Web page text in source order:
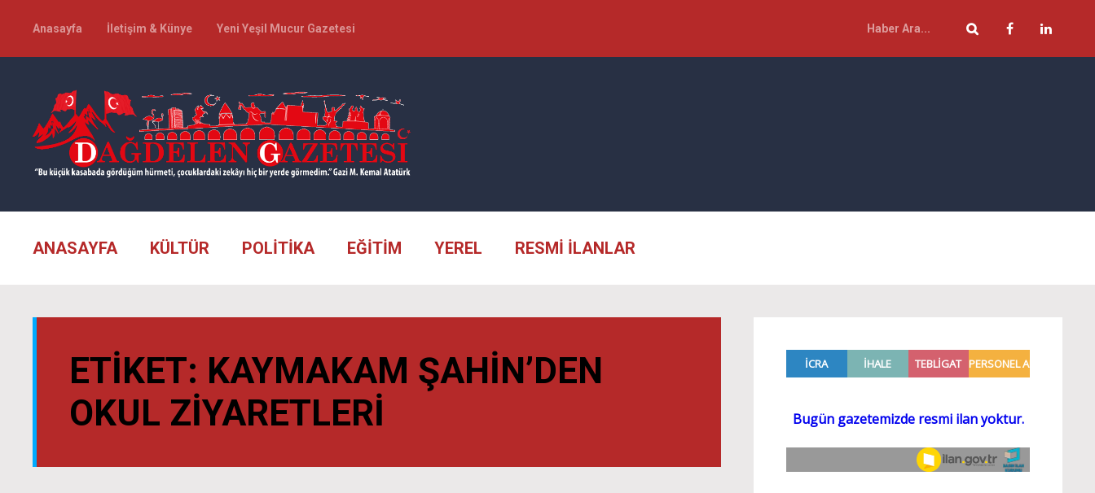
Anasayfa İletişim & Künye Yeni Yeşil Mucur Gazetesi
ANASAYFA KÜLTÜR POLİTİKA EĞİTİM YEREL RESMİ İLANLAR
ETIKET: KAYMAKAM ŞAHIN’DEN
OKUL ZIYARETLERI